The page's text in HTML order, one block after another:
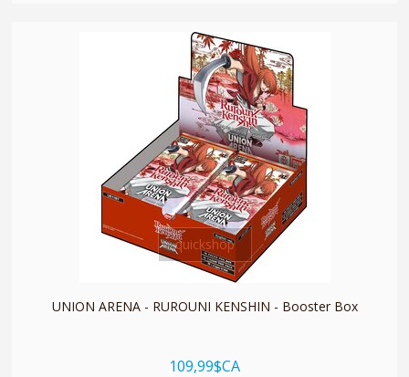
quickshop
UNION ARENA - RUROUNI KENSHIN - Booster Box
109,99$CA